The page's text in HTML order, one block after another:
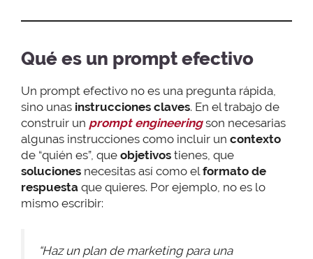
Qué es un prompt efectivo
Un prompt efectivo no es una pregunta rápida,
sino unas instrucciones claves. En el trabajo de
construir un prompt engineering son necesarias
algunas instrucciones como incluir un contexto
de “quién es”, que objetivos tienes, que
soluciones necesitas así como el formato de
respuesta que quieres. Por ejemplo, no es lo
mismo escribir:
“Haz un plan de marketing para una